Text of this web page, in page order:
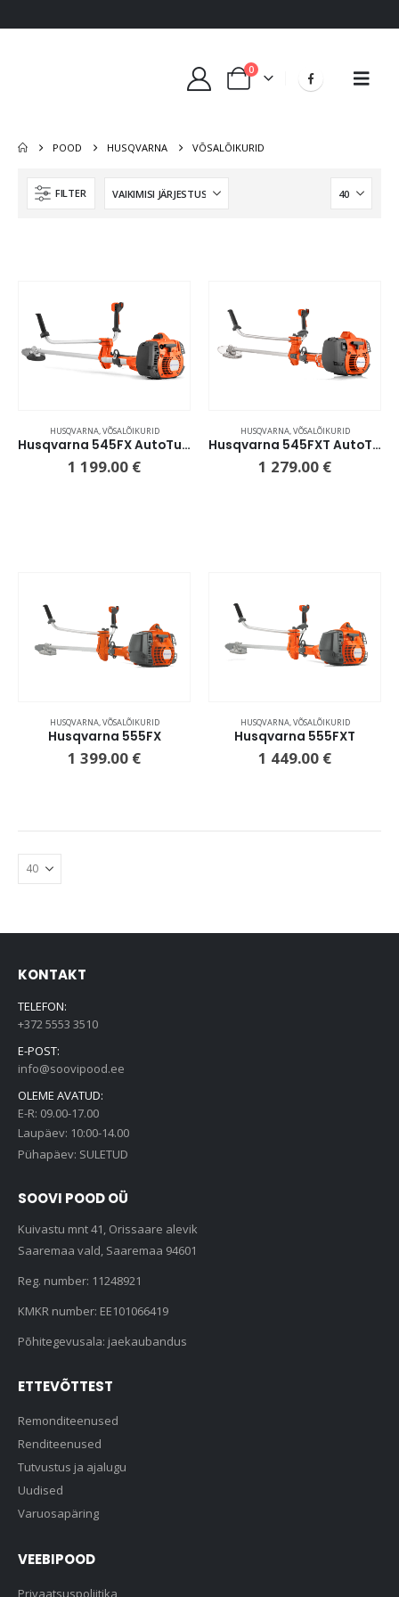
0
POOD HUSQVARNA VÕSALÕIKURID
FILTER
HUSQVARNA,VÕSALÕIKURID
Husqvarna 545FX AutoTune
1 199.00 €
HUSQVARNA,VÕSALÕIKURID
Husqvarna 545FXT AutoTune
1 279.00 €
HUSQVARNA,VÕSALÕIKURID
Husqvarna 555FX
1 399.00 €
HUSQVARNA,VÕSALÕIKURID
Husqvarna 555FXT
1 449.00 €
KONTAKT
TELEFON:
+372 5553 3510
E-POST:
info@soovipood.ee
OLEME AVATUD:
E-R: 09.00-17.00
Laupäev: 10:00-14.00
Pühapäev: SULETUD
SOOVI POOD OÜ
Kuivastu mnt 41, Orissaare alevik
Saaremaa vald, Saaremaa 94601
Reg. number: 11248921
KMKR number: EE101066419
Põhitegevusala: jaekaubandus
ETTEVÕTTEST
Remonditeenused
Renditeenused
Tutvustus ja ajalugu
Uudised
Varuosapäring
VEEBIPOOD
Privaatsuspoliitika